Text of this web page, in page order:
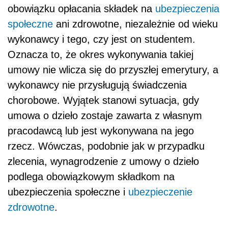
obowiązku opłacania składek na ubezpieczenia
społeczne ani zdrowotne, niezależnie od wieku
wykonawcy i tego, czy jest on studentem.
Oznacza to, że okres wykonywania takiej
umowy nie wlicza się do przyszłej emerytury, a
wykonawcy nie przysługują świadczenia
chorobowe. Wyjątek stanowi sytuacja, gdy
umowa o dzieło zostaje zawarta z własnym
pracodawcą lub jest wykonywana na jego
rzecz. Wówczas, podobnie jak w przypadku
zlecenia, wynagrodzenie z umowy o dzieło
podlega obowiązkowym składkom na
ubezpieczenia społeczne i ubezpieczenie
zdrowotne.